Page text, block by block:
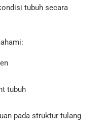
tubuh secara
tubuh
pada struktur tulang